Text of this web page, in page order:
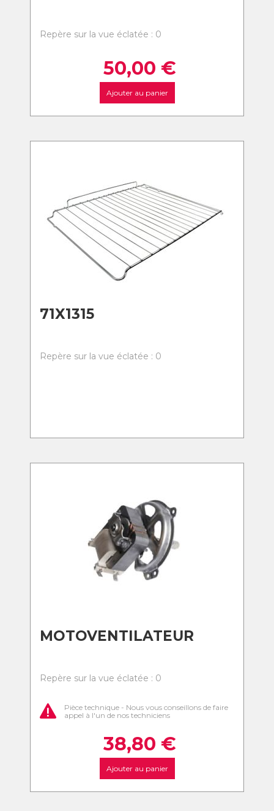
Repère sur la vue éclatée : 0
50,00 €
Ajouter au panier
71X1315
Repère sur la vue éclatée : 0
MOTOVENTILATEUR
Repère sur la vue éclatée : 0
Pièce technique - Nous vous conseillons de faire
appel à l'un de nos techniciens
38,80 €
Ajouter au panier